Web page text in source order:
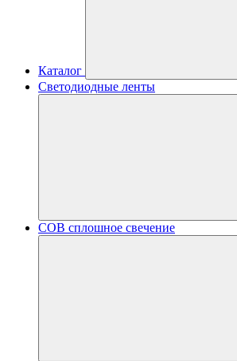
Каталог
Светодиодные ленты
COB сплошное свечение